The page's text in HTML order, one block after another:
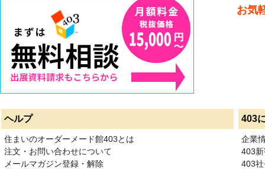
お気
ヘルプ 403
住まいのオーダーメード館403とは
注文・お問い合わせについて
メールマガジン登録・解除
企業
403
403